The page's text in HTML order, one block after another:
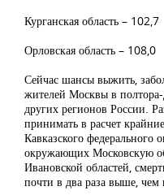
Курганская область – 102,7
Орловская область – 108,0
Сейчас шансы выжить,
жителей Москвы в
других регионов России.
принимать в расчет
Кавказского федерального
окружающих Московскую
Ивановской областей,
почти в два раза выше, чем